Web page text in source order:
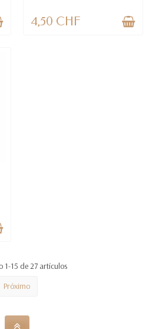
4,50 CHF
1-15 de 27 artículos
Próximo